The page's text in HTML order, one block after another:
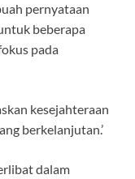
pernyataan
beberapa
pada
kesejahteraan
berkelanjutan.’
dalam